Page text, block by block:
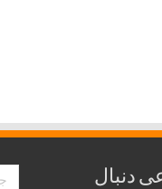
دنبال